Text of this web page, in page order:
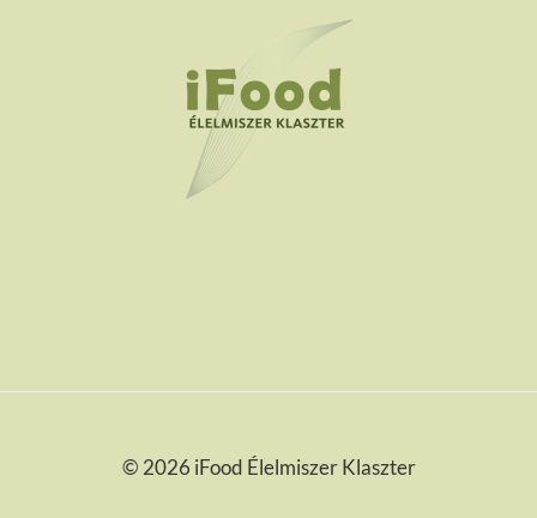
MEGOLDÁSOK
NEMZETKÖZI
EGYÜTTMŰKÖDÉSBEN
© 2026 iFood Élelmiszer Klaszter